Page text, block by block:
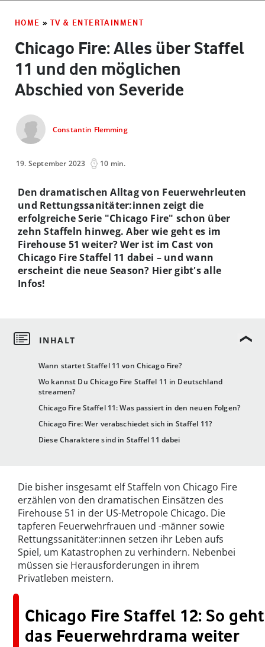
HOME » TV & ENTERTAINMENT
Chicago Fire: Alles über Staffel
11 und den möglichen
Abschied von Severide
Constantin Flemming
19. September 2023 10 min.
Wann startet Staffel 11 von Chicago Fire?
Wo kannst Du Chicago Fire Staffel 11 in Deutschland
streamen?
Chicago Fire Staffel 11: Was passiert in den neuen Folgen?
Chicago Fire: Wer verabschiedet sich in Staffel 11?
Diese Charaktere sind in Staffel 11 dabei
Den dramatischen Alltag von Feuerwehrleuten
und Rettungssanitäter:innen zeigt die
erfolgreiche Serie "Chicago Fire" schon über
zehn Staffeln hinweg. Aber wie geht es im
Firehouse 51 weiter? Wer ist im Cast von
Chicago Fire Staffel 11 dabei – und wann
erscheint die neue Season? Hier gibt's alle
Infos!
Die bisher insgesamt elf Staffeln von Chicago Fire
erzählen von den dramatischen Einsätzen des
Firehouse 51 in der US-Metropole Chicago. Die
tapferen Feuerwehrfrauen und -männer sowie
Rettungssanitäter:innen setzen ihr Leben aufs
Spiel, um Katastrophen zu verhindern. Nebenbei
müssen sie Herausforderungen in ihrem
Privatleben meistern.
Chicago Fire Staffel 12: So geht
das Feuerwehrdrama weiter